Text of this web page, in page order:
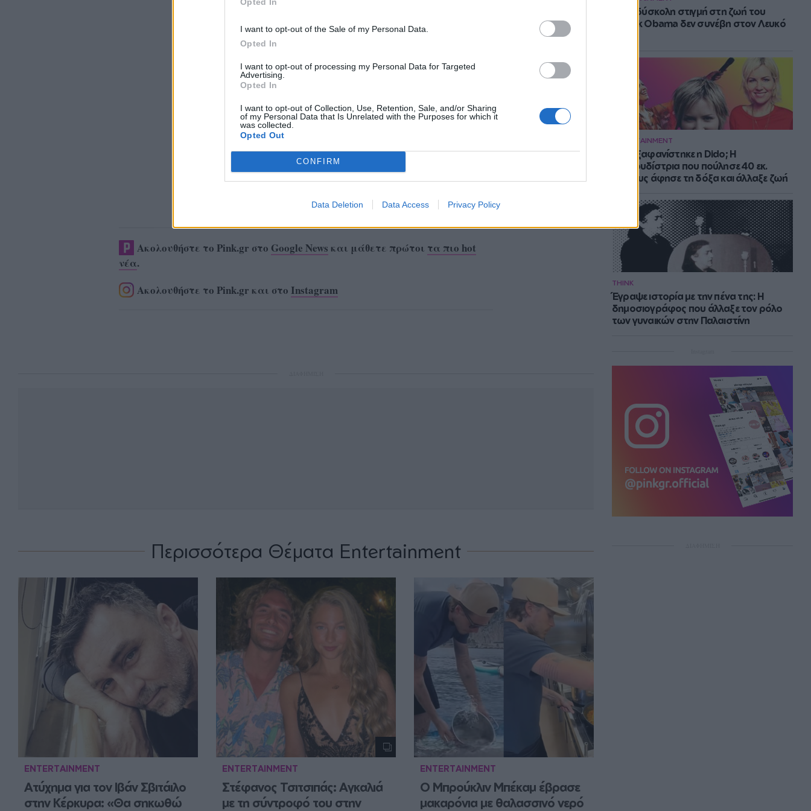
I want to opt-out of the Sale of my Personal Data.
Opted In
I want to opt-out of processing my Personal Data for Targeted
Advertising.
Opted In
I want to opt-out of Collection, Use, Retention, Sale, and/or Sharing
of my Personal Data that Is Unrelated with the Purposes for which it
was collected.
Opted Out
CONFIRM
Data Deletion Data Access Privacy Policy
Η πιο δύσκολη στιγμή στη ζωή του
Barack Obama δεν συνέβη στον Λευκό
ENTERTAINMENT
Πού εξαφανίστηκε η Dido; Η
τραγουδίστρια που πούλησε 40 εκ.
δίσκους άφησε τη δόξα και άλλαξε ζωή
THINK
Έγραψε ιστορία με την πένα της: Η
δημοσιογράφος που άλλαξε τον ρόλο
των γυναικών στην Παλαιστίνη
Ακολουθήστε το Pink.gr στο Google News και μάθετε πρώτοι τα πιο hot
νέα.
Ακολουθήστε το Pink.gr και στο Instagram
Περισσότερα Θέματα Entertainment
ENTERTAINMENT
Ατύχημα για τον Ιβάν Σβιτάιλο
στην Κέρκυρα: «Θα σηκωθώ
ENTERTAINMENT
Στέφανος Τσιτσιπάς: Αγκαλιά
με τη σύντροφό του στην
ENTERTAINMENT
Ο Μπρούκλιν Μπέκαμ έβρασε
μακαρόνια με θαλασσινό νερό